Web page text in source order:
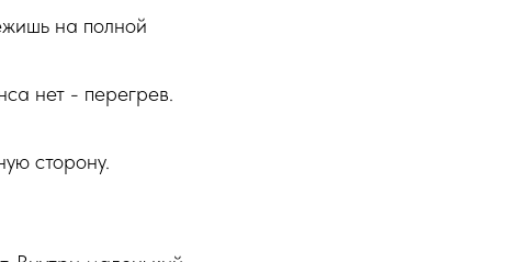
на полной
нет - перегрев.
сторону.